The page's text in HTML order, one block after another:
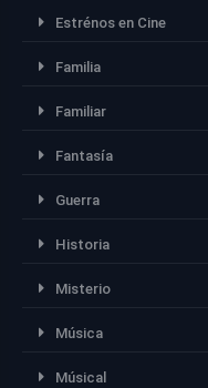
Estrénos en Cine
Familia
Familiar
Fantasía
Guerra
Historia
Misterio
Música
Músical